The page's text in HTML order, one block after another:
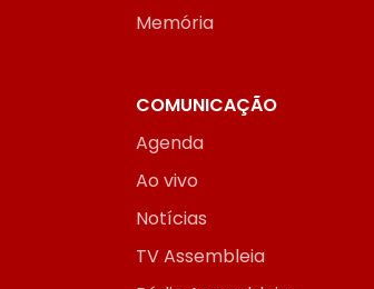
Memória
COMUNICAÇÃO
Agenda
Ao vivo
Notícias
TV Assembleia